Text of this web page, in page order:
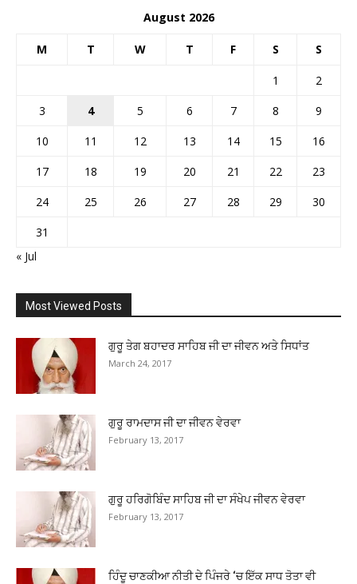
August 2026
M T W T F S S
1
2
3
4 5 6 7 8
9
10
11 12 13 14 15
16
17
18 19 20 21 22
23
24
25 26 27 28 29
30
31
« Jul
Most Viewed Posts
ਗੁਰੂ ਤੇਗ ਬਹਾਦਰ ਸਾਹਿਬ ਜੀ ਦਾ ਜੀਵਨ ਅਤੇ ਸਿਧਾਂਤ
March 24, 2017
ਗੁਰੂ ਰਾਮਦਾਸ ਜੀ ਦਾ ਜੀਵਨ ਵੇਰਵਾ
February 13, 2017
ਗੁਰੂ ਹਰਿਗੋਬਿੰਦ ਸਾਹਿਬ ਜੀ ਦਾ ਸੰਖੇਪ ਜੀਵਨ ਵੇਰਵਾ
February 13, 2017
ਹਿੰਦੂ ਚਾਣਕੀਆ ਨੀਤੀ ਦੇ ਪਿੰਜਰੇ ‘ਚ ਇੱਕ ਸਾਧ ਤੋਤਾ ਵੀ